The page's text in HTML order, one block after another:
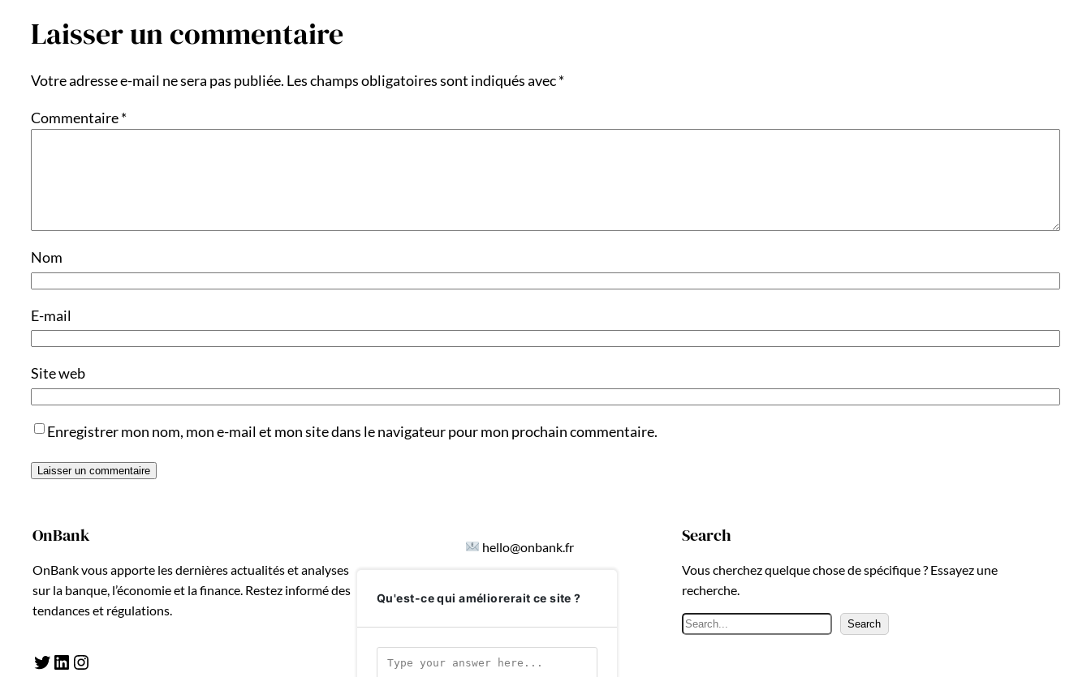
Laisser un commentaire
Votre adresse e-mail ne sera pas publiée. Les champs obligatoires sont indiqués avec*
Commentaire*
Nom
E-mail
Site web
Enregistrer mon nom, mon e-mail et mon site dans le navigateur pour mon prochain commentaire.
OnBank
OnBank vous apporte les dernières actualités et analyses
sur la banque, l’économie et la finance. Restez informé des
tendances et régulations.
Twitter LinkedIn Instagram
hello@onbank.fr
Qu'est-ce qui améliorerait ce site ?
Search
Vous cherchez quelque chose de spécifique ? Essayez une
recherche.
R
Search